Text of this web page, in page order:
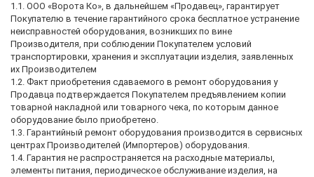
1.1. ООО «Ворота Ко», в дальнейшем «Продавец», гарантирует
Покупателю в течение гарантийного срока бесплатное устранение
неисправностей оборудования, возникших по вине
Производителя, при соблюдении Покупателем условий
транспортировки, хранения и эксплуатации изделия, заявленных
их Производителем
1.2. Факт приобретения сдаваемого в ремонт оборудования у
Продавца подтверждается Покупателем предъявлением копии
товарной накладной или товарного чека, по которым данное
оборудование было приобретено.
1.3. Гарантийный ремонт оборудования производится в сервисных
центрах Производителей (Импортеров) оборудования.
1.4. Гарантия не распространяется на расходные материалы,
элементы питания, периодическое обслуживание изделия, на